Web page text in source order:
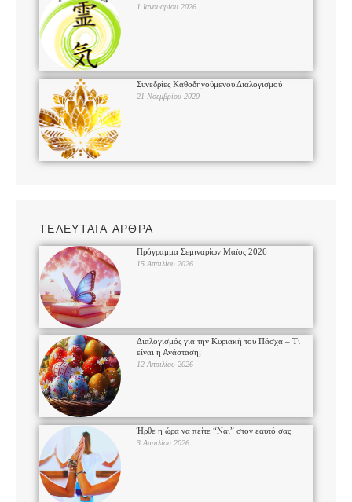
1 Ιανουαρίου 2026
Συνεδρίες Καθοδηγούμενου Διαλογισμού
21 Νοεμβρίου 2020
ΤΕΛΕΥΤΑΙΑ ΑΡΘΡΑ
Πρόγραμμα Σεμιναρίων Μαϊος 2026
15 Απριλίου 2026
Διαλογισμός για την Κυριακή του Πάσχα – Τι
είναι η Ανάσταση;
12 Απριλίου 2026
Ήρθε η ώρα να πείτε “Ναι” στον εαυτό σας
3 Απριλίου 2026